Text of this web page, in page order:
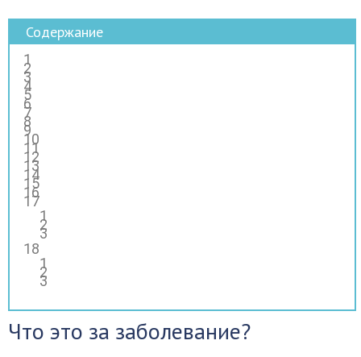
Содержание
Что это за заболевание?